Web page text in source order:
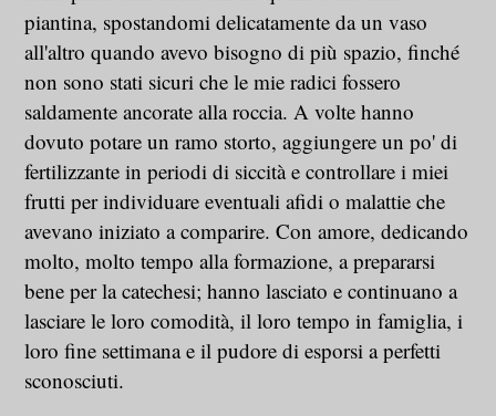
piantina, spostandomi delicatamente da un vaso
all'altro quando avevo bisogno di più spazio, finché
non sono stati sicuri che le mie radici fossero
saldamente ancorate alla roccia. A volte hanno
dovuto potare un ramo storto, aggiungere un po' di
fertilizzante in periodi di siccità e controllare i miei
frutti per individuare eventuali afidi o malattie che
avevano iniziato a comparire. Con amore, dedicando
molto, molto tempo alla formazione, a prepararsi
bene per la catechesi; hanno lasciato e continuano a
lasciare le loro comodità, il loro tempo in famiglia, i
loro fine settimana e il pudore di esporsi a perfetti
sconosciuti.